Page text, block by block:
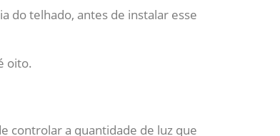
do telhado, antes de instalar esse
oito.
controlar a quantidade de luz que